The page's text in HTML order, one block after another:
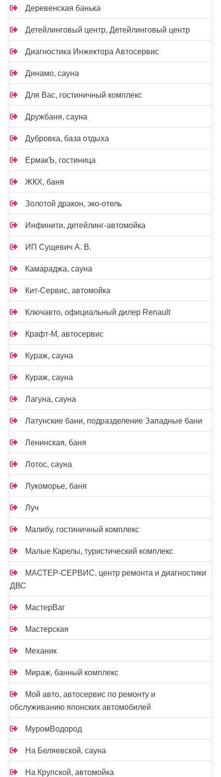
Деревенская банька
Детейлинговый центр, Детейлинговый центр
Диагностика Инжектора Автосервис
Динамо, сауна
Для Вас, гостиничный комплекс
Дружбаня, сауна
Дубровка, база отдыха
ЕрмакЪ, гостиница
ЖКХ, баня
Золотой дракон, эко-отель
Инфинити, детейлинг-автомойка
ИП Сущевич А. В.
Камараджа, сауна
Кит-Сервис, автомойка
Ключавто, официальный дилер Renault
Крафт-М, автосервис
Кураж, сауна
Кураж, сауна
Лагуна, сауна
Латунские бани, подразделение Западные бани
Ленинская, баня
Лотос, сауна
Лукоморье, баня
Луч
Малибу, гостиничный комплекс
Малые Карелы, туристический комплекс
МАСТЕР-СЕРВИС, центр ремонта и диагностики
ДВС
МастерВаг
Мастерская
Механик
Мираж, банный комплекс
Мой авто, автосервис по ремонту и
обслуживанию японских автомобилей
МуромВодород
На Беляевской, сауна
На Крупской, автомойка